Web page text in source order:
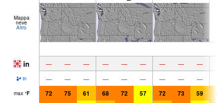
Mappa
neve
Altro
in — — — — — — — — —
in — — — — — — — — —
max °F 72 75 61 68 72 57 72 73 59